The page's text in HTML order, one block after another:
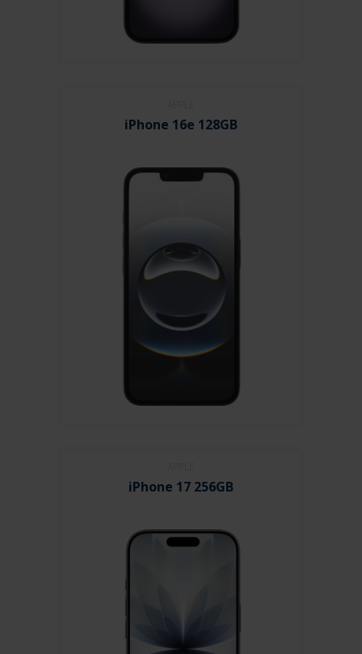
iPhone 16e 128GB
iPhone 17 256GB